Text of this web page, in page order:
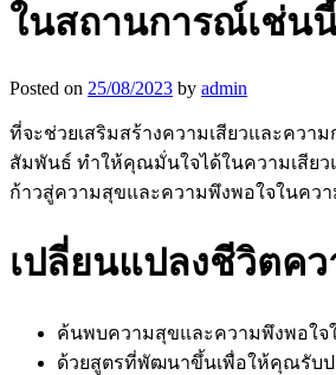
ในสถานการณ์เช่น
Posted on 25/08/2023 by admin
ที่จะช่วยเสริมสร้างความเสียวและคว
สัมพันธ์ ทำให้คุณมั่นใจได้ในความเสีย
ก้าวสู่ความสุขและความพึงพอใจในคว
เปลี่ยนแปลงชีวิตค
ค้นพบความสุขและความพึงพอใ
ด้วยสูตรที่พัฒนาขึ้นเพื่อให้คุณรับป